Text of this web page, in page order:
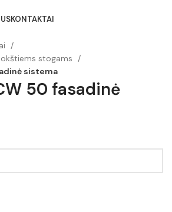
KONTAKTAI
stogams
sistema
50 fasadinė